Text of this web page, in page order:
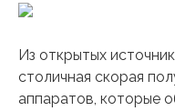
Из открытых
столичная скорая
аппаратов, которые